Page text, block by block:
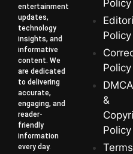
entertainment
updates,
technology
insights, and
informative
content. We
are dedicated
to delivering
accurate,
engaging, and
reader-
friendly
information
every day.
Policy
Policy
Policy
DMCA
&
Policy
Terms